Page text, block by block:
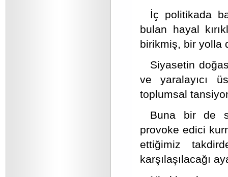
İç politikada
bulan hayal
birikmiş, bir yolla
Siyasetin
ve yaralayıcı
toplumsal
Buna bir de
provoke edici
ettiğimiz
karşılaşılacağı